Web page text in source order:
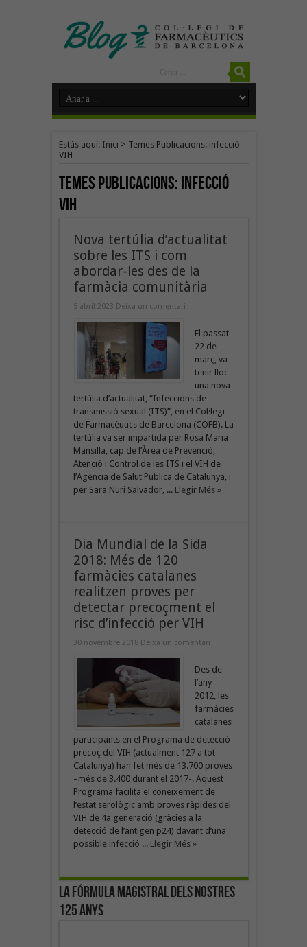
Estàs aquí: Inici > Temes Publicacions: infecció
VIH
Temes Publicacions:infecció
VIH
Nova tertúlia d’actualitat
sobre les ITS i com
abordar-les des de la
farmàcia comunitària
5 abril 2023 Deixa un comentari
El passat
22 de
març, va
tenir lloc
una nova
tertúlia d’actualitat, “Infeccions de
transmissió sexual (ITS)”, en el Col·legi
de Farmacèutics de Barcelona (COFB). La
tertúlia va ser impartida per Rosa Maria
Mansilla, cap de l’Àrea de Prevenció,
Atenció i Control de les ITS i el VIH de
l’Agència de Salut Pública de Catalunya, i
per Sara Nuri Salvador, ... Llegir Més »
Dia Mundial de la Sida
2018: Més de 120
farmàcies catalanes
realitzen proves per
detectar precoçment el
risc d’infecció per VIH
30 novembre 2018 Deixa un comentari
Des de
l’any
2012, les
farmàcies
catalanes
participants en el Programa de detecció
precoç del VIH (actualment 127 a tot
Catalunya) han fet més de 13.700 proves
–més de 3.400 durant el 2017-. Aquest
Programa facilita el coneixement de
l’estat serològic amb proves ràpides del
VIH de 4a generació (gràcies a la
detecció de l’antigen p24) davant d’una
possible infecció ... Llegir Més »
La fórmula magistral dels nostres
125 anys